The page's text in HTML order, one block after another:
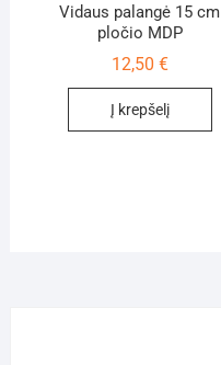
Vidaus palangė 15 cm
pločio MDP
12,50 €
Į krepšelį